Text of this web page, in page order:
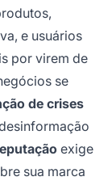
e usuários
por virem de
se
de crises
exige
sua marca